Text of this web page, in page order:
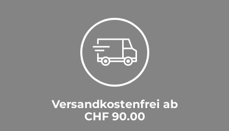
Versandkostenfrei ab
CHF 90.00